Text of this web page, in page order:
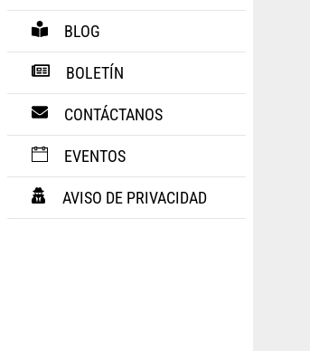
BLOG
BOLETÍN
CONTÁCTANOS
EVENTOS
AVISO DE PRIVACIDAD